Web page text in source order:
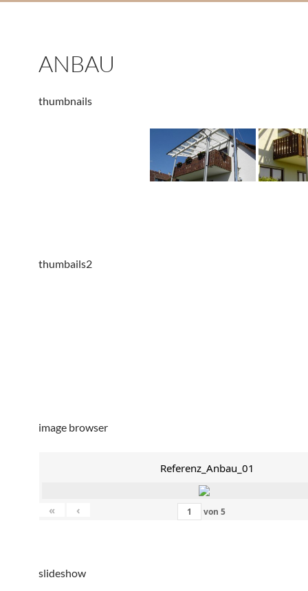
ANBAU
thumbnails
thumbails2
image browser
Referenz_Anbau_01
« ‹ von 5
slideshow